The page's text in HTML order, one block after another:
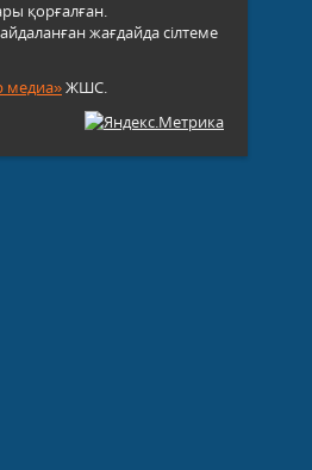
қорғалған.
жағдайда сілтеме
медиа»ЖШС.